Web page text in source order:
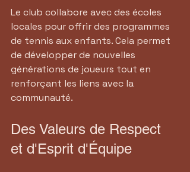
Le club collabore avec des écoles
locales pour offrir des programmes
de tennis aux enfants. Cela permet
de développer de nouvelles
générations de joueurs tout en
renforçant les liens avec la
communauté.
Des Valeurs de Respect
et d'Esprit d'Équipe